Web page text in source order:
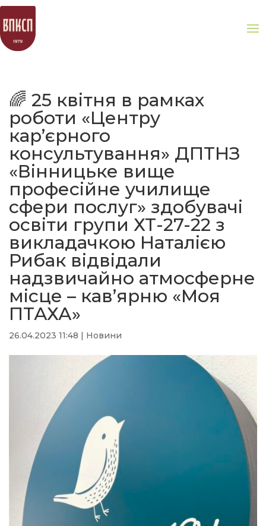
🌈 25 квітня в рамках
роботи «Центру
кар’єрного
консультування» ДПТНЗ
«Вінницьке вище
професійне училище
сфери послуг» здобувачі
освіти групи ХТ-27-22 з
викладачкою Наталією
Рибак відвідали
надзвичайно атмосферне
місце – кав’ярню «Моя
ПТАХА»
26.04.2023 11:48 Новини